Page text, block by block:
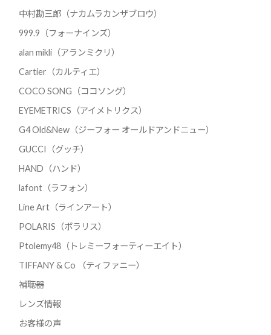
中村勘三郎（ナカムラカンザブロウ）
999.9（フォーナインズ）
alan mikli（アランミクリ）
Cartier（カルティエ）
COCO SONG（ココソング）
EYEMETRICS（アイメトリクス）
G4 Old&New（ジーフォー オールドアンドニュー）
GUCCI（グッチ）
HAND（ハンド）
lafont（ラフォン）
Line Art（ラインアート）
POLARIS（ポラリス）
Ptolemy48（トレミーフォーティーエイト）
TIFFANY & Co （ティファニー）
補聴器
レンズ情報
お客様の声